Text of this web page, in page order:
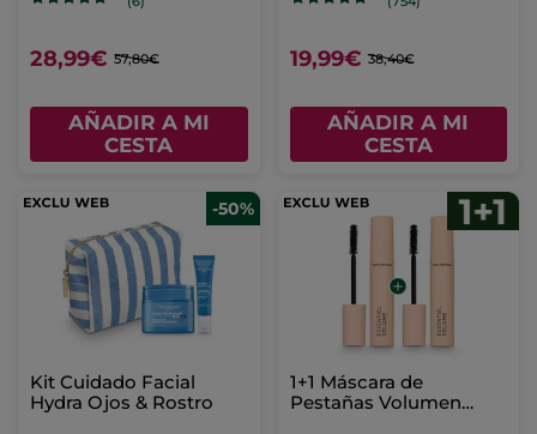
28,99€ 57,80€
AÑADIR A MI
CESTA
19,99€ 38,40€
AÑADIR A MI
CESTA
-50%
Kit Cuidado Facial
Hydra Ojos & Rostro
1+1 Máscara de
Pestañas Volumen